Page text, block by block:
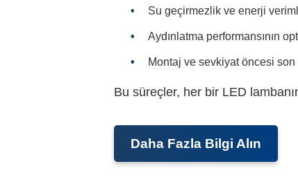
Su geçirmezlik ve enerji
Aydınlatma performansının
Montaj ve sevkiyat öncesi son
Bu süreçler, her bir LED
Daha Fazla Bilgi Alın